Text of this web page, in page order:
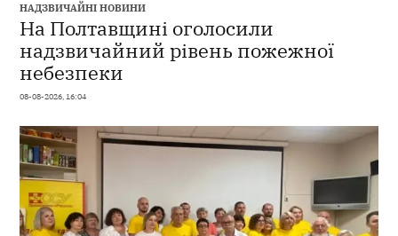
НАДЗВИЧАЙНІ НОВИНИ
На Полтавщині оголосили
надзвичайний рівень пожежної
небезпеки
08-08-2026, 16:04